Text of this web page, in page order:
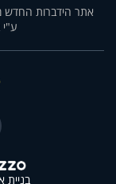
אתר הידברות החדש
ע"י
בניית